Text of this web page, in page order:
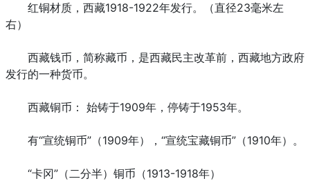
红铜材质，西藏1918-1922年发行。（直径23毫米左
右）
西藏钱币，简称藏币，是西藏民主改革前，西藏地方政府
发行的一种货币。
西藏铜币： 始铸于1909年，停铸于1953年。
有“宣统铜币”（1909年），“宣统宝藏铜币”（1910年）。
“卡冈”（二分半）铜币（1913-1918年）